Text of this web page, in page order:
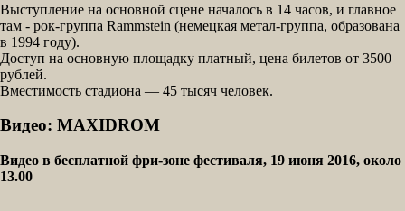
Выступление на основной сцене началось в 14 часов, и главное
там - рок-группа Rammstein (немецкая метал-группа, образована
в 1994 году).
Доступ на основную площадку платный, цена билетов от 3500
рублей.
Вместимость стадиона — 45 тысяч человек.
Видео: MAXIDROM
Видео в бесплатной фри-зоне фестиваля, 19 июня 2016, около
13.00